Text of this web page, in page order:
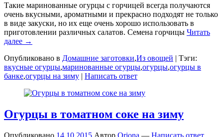
Такие маринованные огурцы с горчицей всегда получаются
очень вкусными, ароматными и прекрасно подходят не только
в виде закуски, но их еще очень хорошо использовать в
приготовлении различных салатов. Семена горчицы Читать
далее →
Опубликовано в Домашние заготовки,Из овощей | Тэги:
вкусные огурцы,маринованные огурцы,огурцы,огурцы в
банке,огурцы на зиму | Написать ответ
Огурцы в томатном соке на зиму
Опубликовано 14.10.2015 Автор Oriona — Написать ответ